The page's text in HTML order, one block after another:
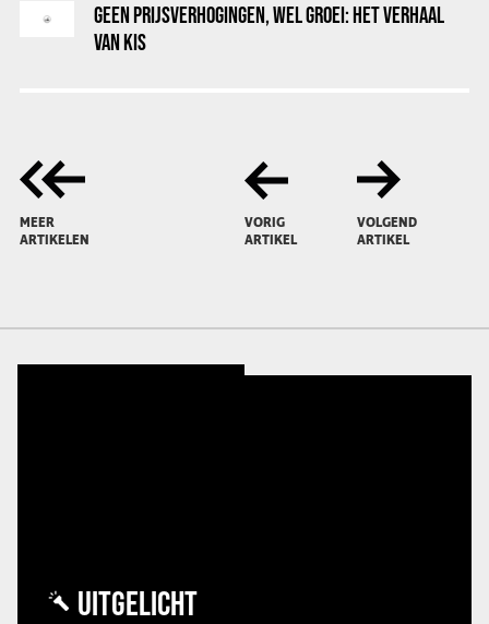
GEEN PRIJSVERHOGINGEN, WEL GROEI: HET VERHAAL
VAN KIS
MEER
ARTIKELEN
VORIG
ARTIKEL
VOLGEND
ARTIKEL
UITGELICHT